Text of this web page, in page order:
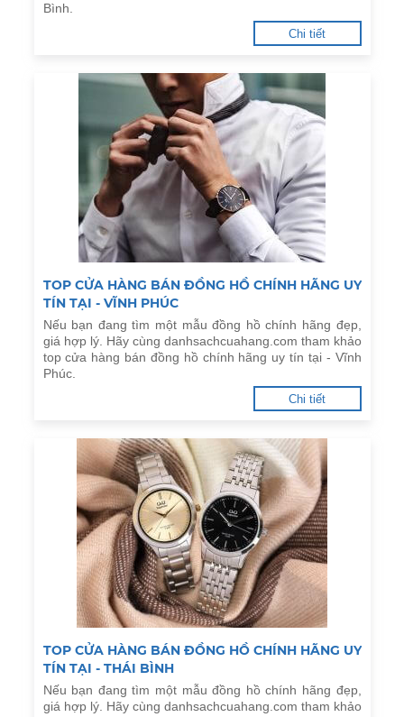
Bình.
Chi tiết
TOP CỬA HÀNG BÁN ĐỒNG HỒ CHÍNH HÃNG UY
TÍN TẠI - VĨNH PHÚC
Nếu bạn đang tìm một mẫu đồng hồ chính hãng đẹp,
giá hợp lý. Hãy cùng danhsachcuahang.com tham khảo
top cửa hàng bán đồng hồ chính hãng uy tín tại - Vĩnh
Phúc.
Chi tiết
TOP CỬA HÀNG BÁN ĐỒNG HỒ CHÍNH HÃNG UY
TÍN TẠI - THÁI BÌNH
Nếu bạn đang tìm một mẫu đồng hồ chính hãng đẹp,
giá hợp lý. Hãy cùng danhsachcuahang.com tham khảo